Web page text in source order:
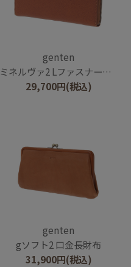
genten
ミネルヴァ2 Lファスナー長財布
29,700円(税込)
genten
gソフト2 口金長財布
31,900円(税込)